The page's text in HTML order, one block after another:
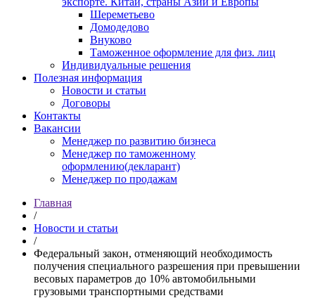
Шереметьево
Домодедово
Внуково
Таможенное оформление для физ. лиц
Индивидуальные решения
Полезная информация
Новости и статьи
Договоры
Контакты
Вакансии
Менеджер по развитию бизнеса
Менеджер по таможенному
оформлению(декларант)
Менеджер по продажам
Главная
/
Новости и статьи
/
Федеральный закон, отменяющий необходимость
получения специального разрешения при превышении
весовых параметров до 10% автомобильными
грузовыми транспортными средствами